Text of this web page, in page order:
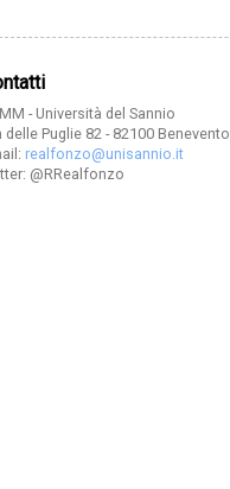
- Università del Sannio
delle Puglie 82 - 82100 Benevento
realfonzo@unisannio.it
@RRealfonzo